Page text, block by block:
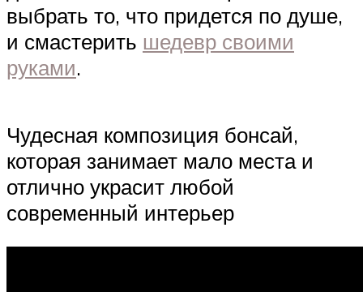
выбрать то, что придется по душе,
и смастерить шедевр своими
руками.
Чудесная композиция бонсай,
которая занимает мало места и
отлично украсит любой
современный интерьер